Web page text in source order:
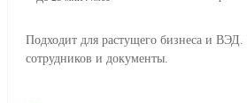
Подходит для растущего бизнеса и ВЭД.
сотрудников и документы.